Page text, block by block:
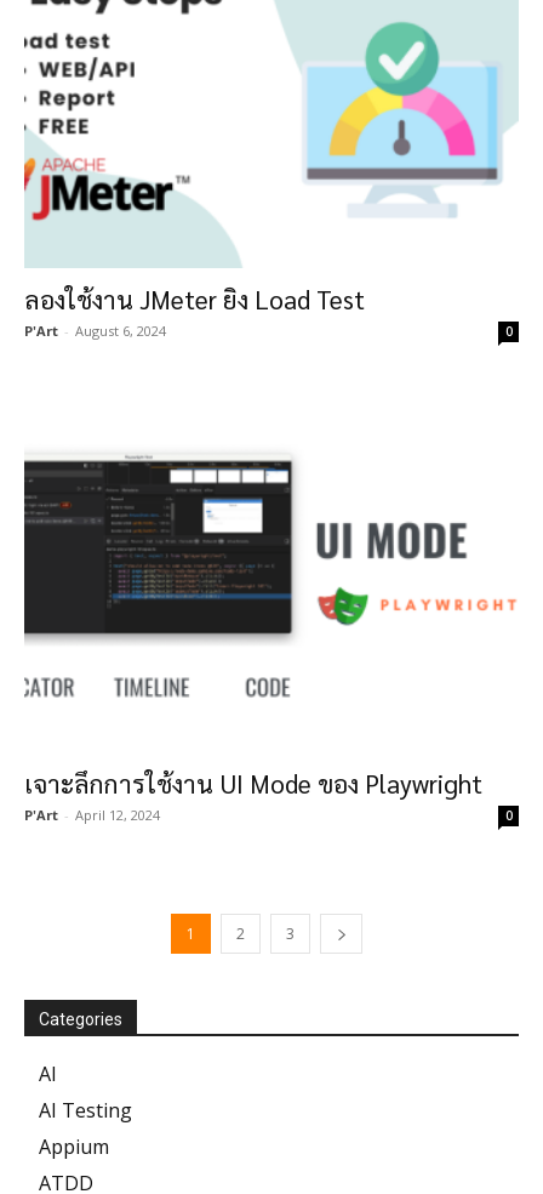
ลองใช้งาน JMeter ยิง Load Test
P'Art - August 6, 2024 0
เจาะลึกการใช้งาน UI Mode ของ Playwright
P'Art - April 12, 2024 0
1 2 3
Categories
AI
AI Testing
Appium
ATDD